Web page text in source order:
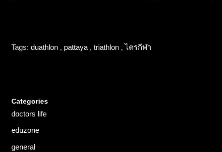
Tags:duathlon , pattaya ,triathlon ,ไตรกีฬา
Categories
doctors life
eduzone
general